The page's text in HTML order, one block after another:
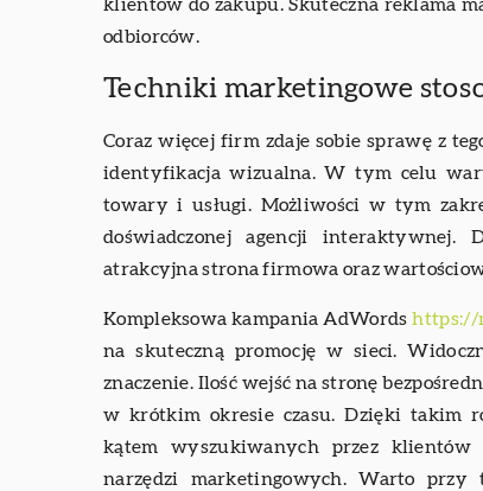
klientów do zakupu. Skuteczna reklama
odbiorców.
Techniki marketingowe
Coraz więcej firm zdaje sobie sprawę z
identyfikacja wizualna. W tym celu
towary i usługi. Możliwości w tym
doświadczonej agencji interaktywnej.
atrakcyjna strona firmowa oraz
Kompleksowa kampania AdWordshttps://
na skuteczną promocję w sieci.
znaczenie. Ilość wejść na stronę
w krótkim okresie czasu. Dzięki takim
kątem wyszukiwanych przez klientów
narzędzi marketingowych. Warto przy